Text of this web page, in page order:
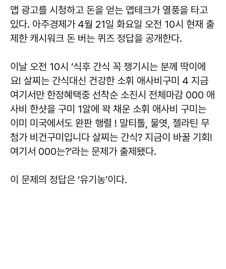
앱 광고를 시청하고 돈을 얻는 앱테크가 열풍을 타고
있다. 아주경제가 4월 21일 화요일 오전 10시 현재 출
제한 캐시워크 돈 버는 퀴즈 정답을 공개한다.
이날 오전 10시 ‘식후 간식 꼭 챙기시는 분께 딱이에
요! 살찌는 간식대신 건강한 소휘 애사비구미 4 지금
여기서만 한정혜택중 선착순 소진시 전체마감 000 애
사비 한샷을 구미 1알에 꽉 채운 소휘 애사비 구미는
이미 미국에서도 완판 행렬 ! 말티톨, 물엿, 젤라틴 무
첨가 비건구미입니다 살찌는 간식? 지금이 바꿀 기회!
여기서 000는?’라는 문제가 출제됐다.
이 문제의 정답은 ‘유기농’이다.